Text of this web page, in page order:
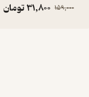
159,000
31,800تومان